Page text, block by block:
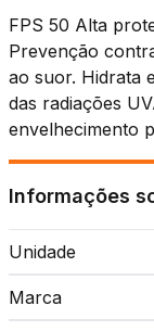
FPS 50 Alta
Prevenção
ao suor. Hidrata
das radiações
envelhecimento
Informações
Unidade
Marca